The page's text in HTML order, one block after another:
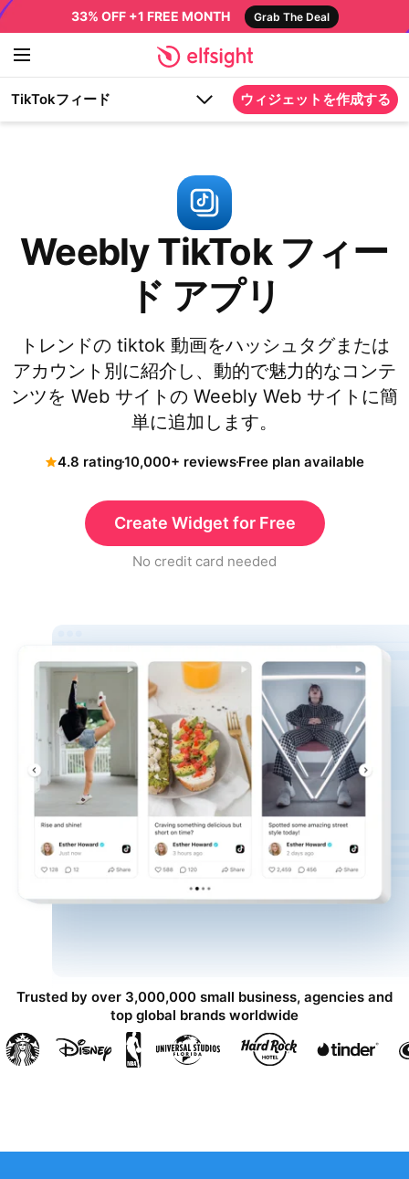
33% OFF +1 FREE MONTH Grab The Deal
TikTokフィード ウィジェットを作成する
Weebly TikTok フィー
ド アプリ
トレンドの tiktok 動画をハッシュタグまたは
アカウント別に紹介し、動的で魅力的なコンテ
ンツを Web サイトの Weebly Web サイトに簡
単に追加します。
4.8 rating10,000+ reviewsFree plan available
Create Widget for Free
No credit card needed
Trusted by over 3,000,000 small business, agencies and
top global brands worldwide